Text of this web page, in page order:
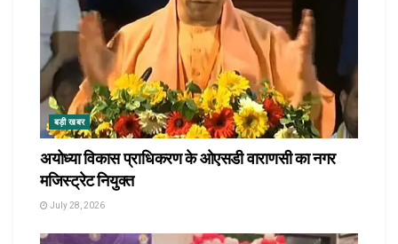
बड़ी खबर
अयोध्या विकास प्राधिकरण के ओएसडी वाराणसी का नगर
मजिस्ट्रेट नियुक्त
July 28, 2026